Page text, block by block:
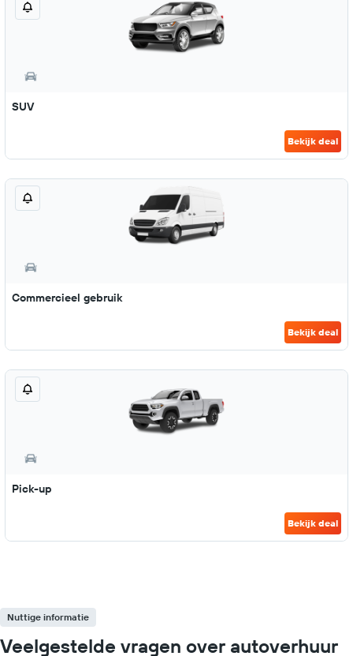
SUV
Bekijk deal
Commercieel gebruik
Bekijk deal
Pick-up
Bekijk deal
Nuttige informatie
Veelgestelde vragen over autoverhuur